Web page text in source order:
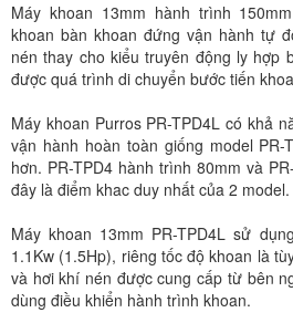
Máy khoan 13mm hành trình
khoan bàn khoan đứng vận hành tự
nén thay cho kiểu truyên động ly hợp
được quá trình di chuyển bước tiến
Máy khoan Purros PR-TPD4L có khả
vận hành hoàn toàn giống model
hơn. PR-TPD4 hành trình 80mm và
đây là điểm khac duy nhất của 2 model.
Máy khoan 13mm PR-TPD4L sử
1.1Kw (1.5Hp), riêng tốc độ khoan là
và hơi khí nén được cung cấp từ bên
dùng điều khiển hành trình khoan.